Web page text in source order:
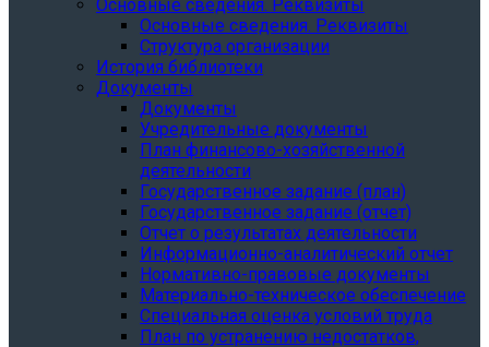
Основные сведения. Реквизиты
Основные сведения. Реквизиты
Структура организации
История библиотеки
Документы
Документы
Учредительные документы
План финансово-хозяйственной
деятельности
Государственное задание (план)
Государственное задание (отчет)
Отчет о результатах деятельности
Информационно-аналитический отчет
Нормативно-правовые документы
Материально-техническое обеспечение
Специальная оценка условий труда
План по устранению недостатков,